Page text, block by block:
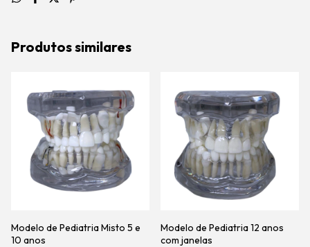
Produtos similares
Modelo de Pediatria Misto 5 e
10 anos
Modelo de Pediatria 12 anos
com janelas